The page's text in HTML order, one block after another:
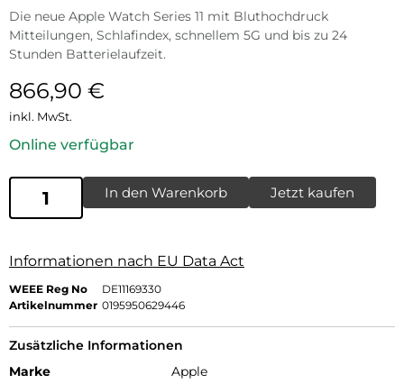
Die neue Apple Watch Series 11 mit Bluthochdruck
Mitteilungen, Schlafindex, schnellem 5G und bis zu 24
Stunden Batterielaufzeit.
866,90 €
inkl. MwSt.
Online verfügbar
In den Warenkorb Jetzt kaufen
Informationen nach EU Data Act
WEEE Reg No
DE11169330
Artikelnummer 0195950629446
Zusätzliche Informationen
Marke
Apple